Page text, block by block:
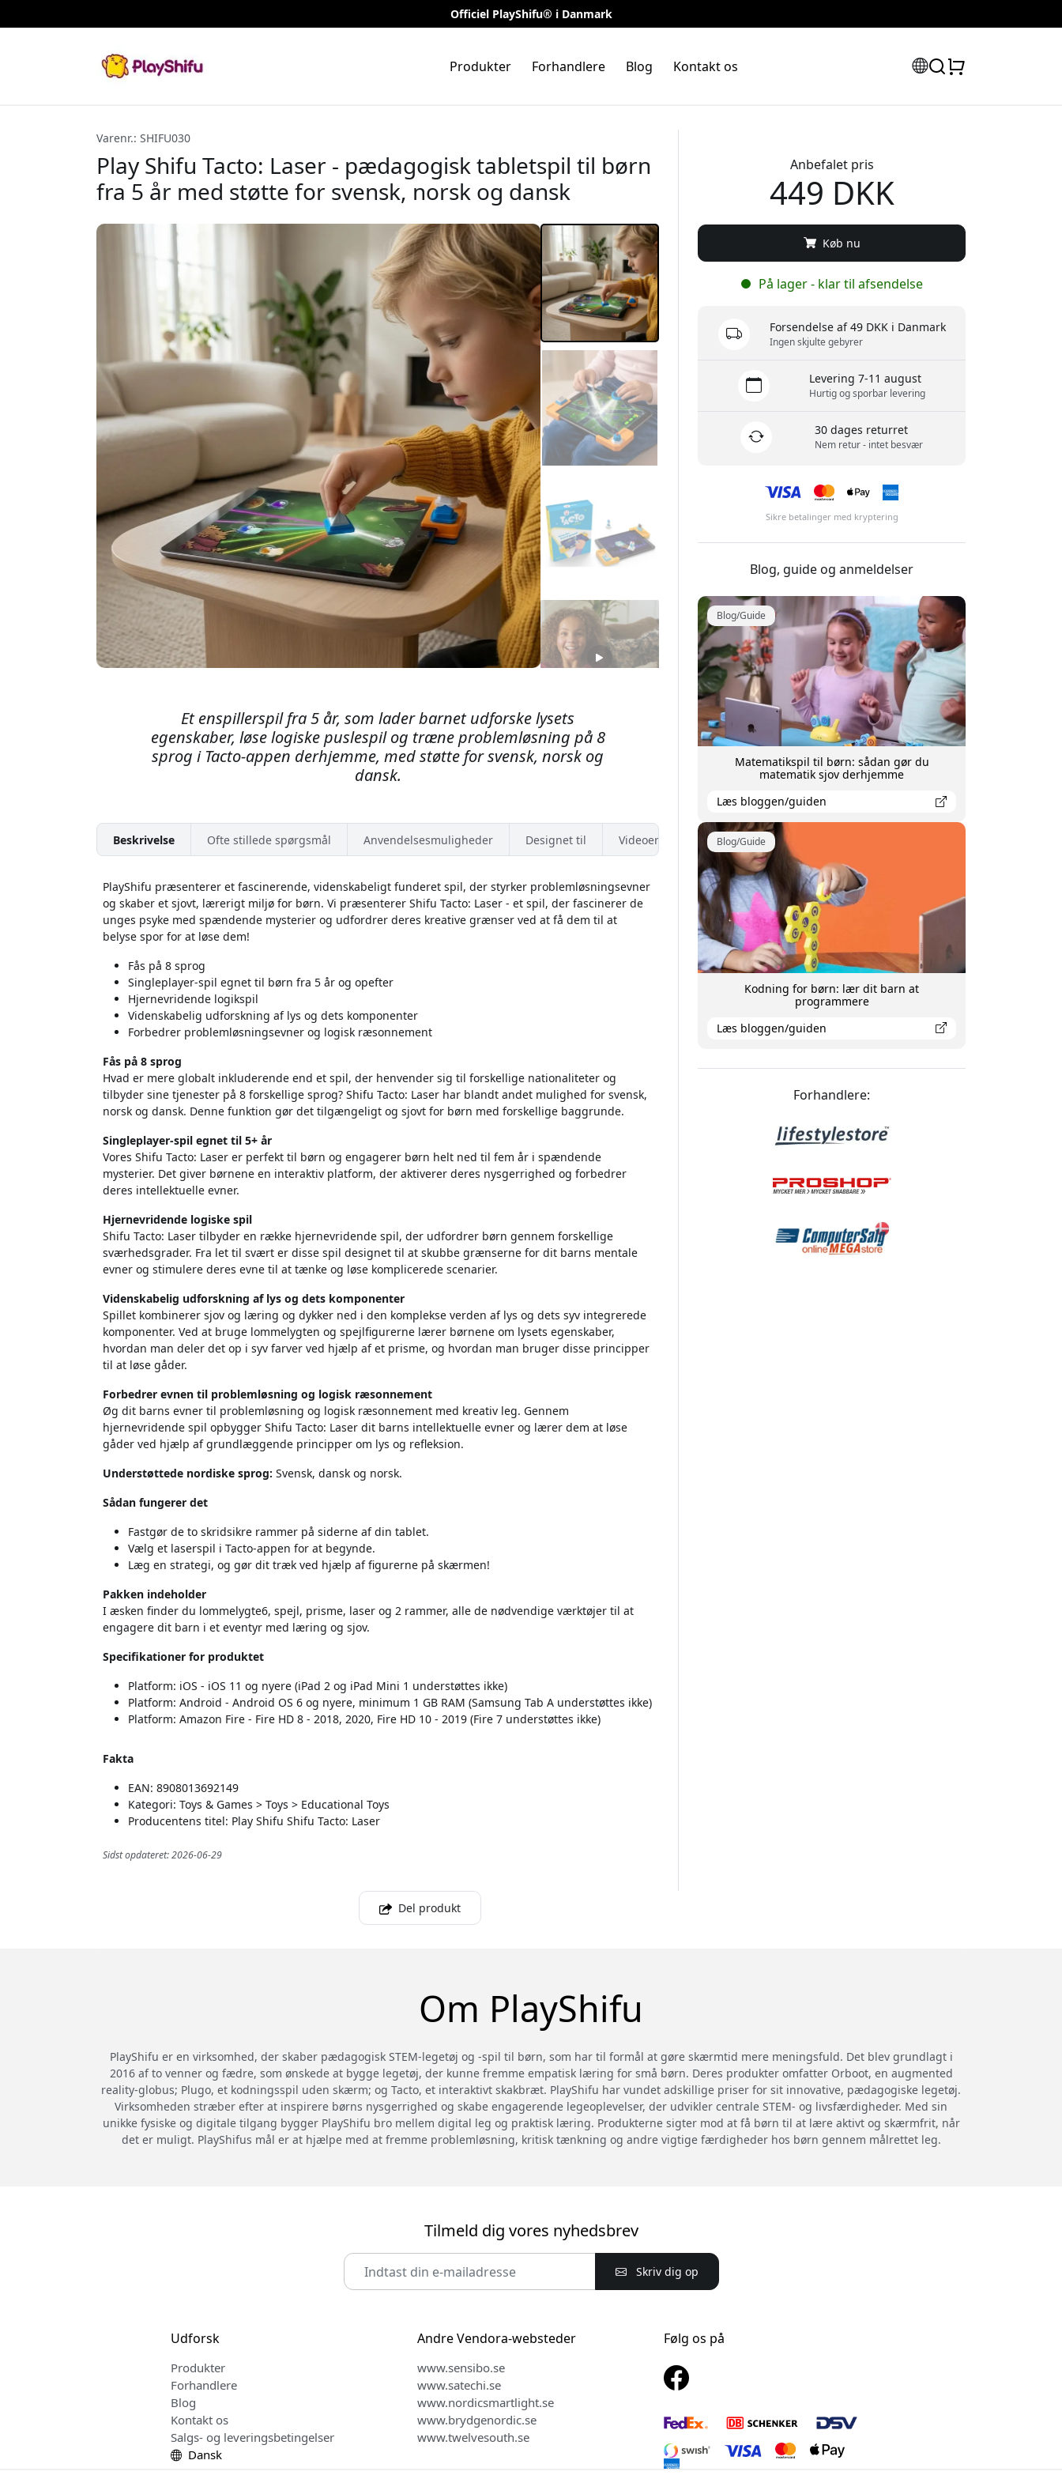
Officiel PlayShifu® i Danmark
Produkter Forhandlere Blog Kontakt os
Varenr.: SHIFU030
Play Shifu Tacto: Laser - pædagogisk tabletspil til børn
fra 5 år med støtte for svensk, norsk og dansk
Et enspillerspil fra 5 år, som lader barnet udforske lysets
egenskaber, løse logiske puslespil og træne problemløsning på 8
sprog i Tacto-appen derhjemme, med støtte for svensk, norsk og
dansk.
Beskrivelse Ofte stillede spørgsmål Anvendelsesmuligheder Designet til Videoer
PlayShifu præsenterer et fascinerende, videnskabeligt funderet spil, der styrker problemløsningsevner
og skaber et sjovt, lærerigt miljø for børn. Vi præsenterer Shifu Tacto: Laser - et spil, der fascinerer de
unges psyke med spændende mysterier og udfordrer deres kreative grænser ved at få dem til at
belyse spor for at løse dem!
Fås på 8 sprog
Singleplayer-spil egnet til børn fra 5 år og opefter
Hjernevridende logikspil
Videnskabelig udforskning af lys og dets komponenter
Forbedrer problemløsningsevner og logisk ræsonnement
Fås på 8 sprog
Hvad er mere globalt inkluderende end et spil, der henvender sig til forskellige nationaliteter og
tilbyder sine tjenester på 8 forskellige sprog? Shifu Tacto: Laser har blandt andet mulighed for svensk,
norsk og dansk. Denne funktion gør det tilgængeligt og sjovt for børn med forskellige baggrunde.
Singleplayer-spil egnet til 5+ år
Vores Shifu Tacto: Laser er perfekt til børn og engagerer børn helt ned til fem år i spændende
mysterier. Det giver børnene en interaktiv platform, der aktiverer deres nysgerrighed og forbedrer
deres intellektuelle evner.
Hjernevridende logiske spil
Shifu Tacto: Laser tilbyder en række hjernevridende spil, der udfordrer børn gennem forskellige
sværhedsgrader. Fra let til svært er disse spil designet til at skubbe grænserne for dit barns mentale
evner og stimulere deres evne til at tænke og løse komplicerede scenarier.
Videnskabelig udforskning af lys og dets komponenter
Spillet kombinerer sjov og læring og dykker ned i den komplekse verden af lys og dets syv integrerede
komponenter. Ved at bruge lommelygten og spejlfigurerne lærer børnene om lysets egenskaber,
hvordan man deler det op i syv farver ved hjælp af et prisme, og hvordan man bruger disse principper
til at løse gåder.
Forbedrer evnen til problemløsning og logisk ræsonnement
Øg dit barns evner til problemløsning og logisk ræsonnement med kreativ leg. Gennem
hjernevridende spil opbygger Shifu Tacto: Laser dit barns intellektuelle evner og lærer dem at løse
gåder ved hjælp af grundlæggende principper om lys og refleksion.
Understøttede nordiske sprog: Svensk, dansk og norsk.
Sådan fungerer det
Fastgør de to skridsikre rammer på siderne af din tablet.
Vælg et laserspil i Tacto-appen for at begynde.
Læg en strategi, og gør dit træk ved hjælp af figurerne på skærmen!
Pakken indeholder
I æsken finder du lommelygte6, spejl, prisme, laser og 2 rammer, alle de nødvendige værktøjer til at
engagere dit barn i et eventyr med læring og sjov.
Specifikationer for produktet
Platform: iOS - iOS 11 og nyere (iPad 2 og iPad Mini 1 understøttes ikke)
Platform: Android - Android OS 6 og nyere, minimum 1 GB RAM (Samsung Tab A understøttes ikke)
Platform: Amazon Fire - Fire HD 8 - 2018, 2020, Fire HD 10 - 2019 (Fire 7 understøttes ikke)
Fakta
EAN: 8908013692149
Kategori: Toys & Games > Toys > Educational Toys
Producentens titel: Play Shifu Shifu Tacto: Laser
Sidst opdateret: 2026-06-29
Anbefalet pris
449 DKK
Køb nu
På lager - klar til afsendelse
Forsendelse af 49 DKK i Danmark
Ingen skjulte gebyrer
Levering 7-11 august
Hurtig og sporbar levering
30 dages returret
Nem retur - intet besvær
Sikre betalinger med kryptering
Blog, guide og anmeldelser
Blog/Guide
Matematikspil til børn: sådan gør du
matematik sjov derhjemme
Læs bloggen/guiden
Blog/Guide
Kodning for børn: lær dit barn at
programmere
Læs bloggen/guiden
Forhandlere:
Del produkt
Om PlayShifu
PlayShifu er en virksomhed, der skaber pædagogisk STEM-legetøj og -spil til børn, som har til formål at gøre skærmtid mere meningsfuld. Det blev grundlagt i
2016 af to venner og fædre, som ønskede at bygge legetøj, der kunne fremme empatisk læring for små børn. Deres produkter omfatter Orboot, en augmented
reality-globus; Plugo, et kodningsspil uden skærm; og Tacto, et interaktivt skakbræt. PlayShifu har vundet adskillige priser for sit innovative, pædagogiske legetøj.
Virksomheden stræber efter at inspirere børns nysgerrighed og skabe engagerende legeoplevelser, der udvikler centrale STEM- og livsfærdigheder. Med sin
unikke fysiske og digitale tilgang bygger PlayShifu bro mellem digital leg og praktisk læring. Produkterne sigter mod at få børn til at lære aktivt og skærmfrit, når
det er muligt. PlayShifus mål er at hjælpe med at fremme problemløsning, kritisk tænkning og andre vigtige færdigheder hos børn gennem målrettet leg.
Tilmeld dig vores nyhedsbrev
Skriv dig op
Udforsk
Produkter
Forhandlere
Blog
Kontakt os
Salgs- og leveringsbetingelser
Dansk
Andre Vendora-websteder
www.sensibo.se
www.satechi.se
www.nordicsmartlight.se
www.brydgenordic.se
www.twelvesouth.se
Følg os på